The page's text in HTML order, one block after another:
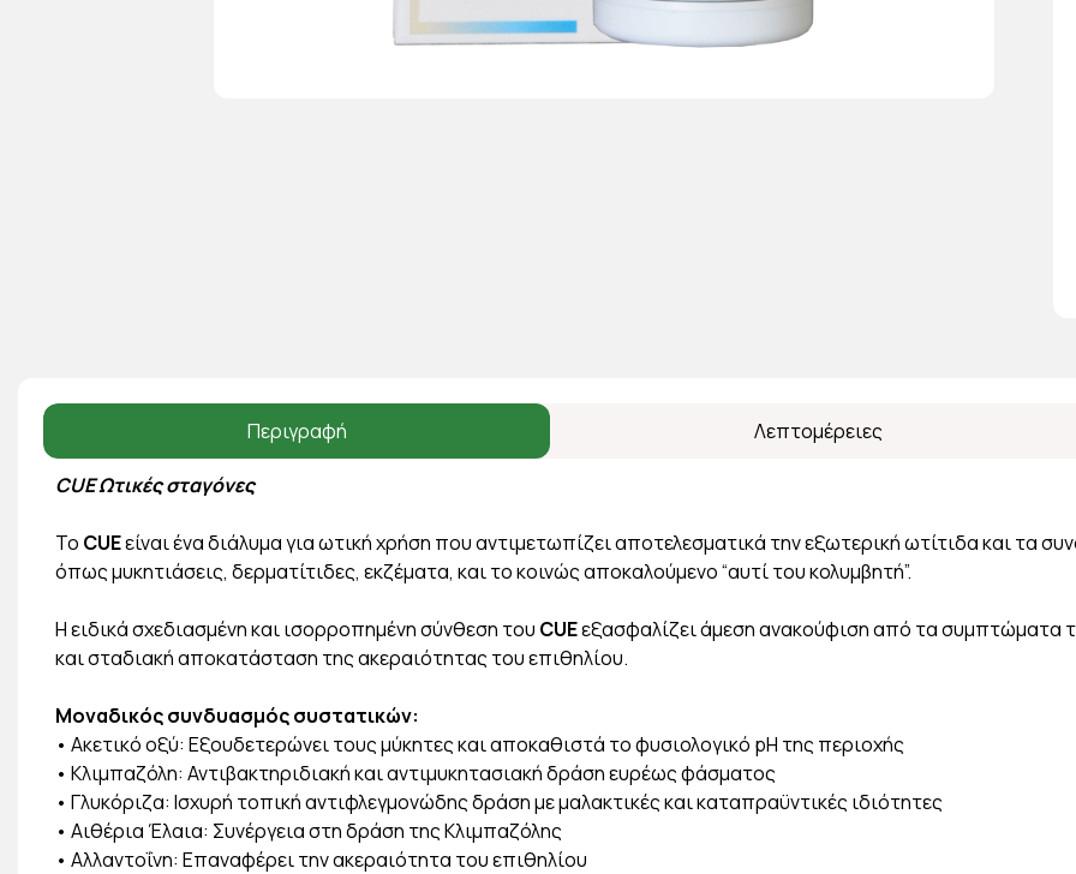
Περιγραφή Λεπτομέρειες
CUE Ωτικές σταγόνες
Το CUEείναι ένα διάλυμα για ωτική χρήση που αντιμετωπίζει αποτελεσματικά την εξωτερική ωτίτιδα και τα
όπως μυκητιάσεις, δερματίτιδες, εκζέματα, και το κοινώς αποκαλούμενο “αυτί του κολυμβητή”.
Η ειδικά σχεδιασμένη και ισορροπημένη σύνθεση του CUEεξασφαλίζει άμεση ανακούφιση από τα συμπτώματα
και σταδιακή αποκατάσταση της ακεραιότητας του επιθηλίου.
Μοναδικός συνδυασμός συστατικών:
• Ακετικό οξύ: Εξουδετερώνει τους μύκητες και αποκαθιστά το φυσιολογικό pH της περιοχής
• Κλιμπαζόλη: Αντιβακτηριδιακή και αντιμυκητασιακή δράση ευρέως φάσματος
• Γλυκόριζα: Ισχυρή τοπική αντιφλεγμονώδης δράση με μαλακτικές και καταπραϋντικές ιδιότητες
• Αιθέρια Έλαια: Συνέργεια στη δράση της Κλιμπαζόλης
• Αλλαντοΐνη: Επαναφέρει την ακεραιότητα του επιθηλίου